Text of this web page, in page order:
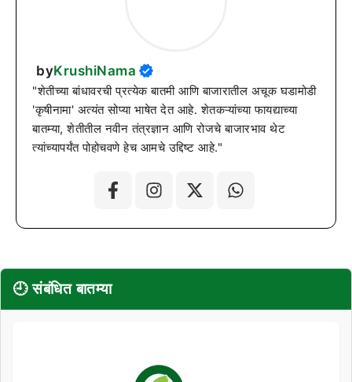
byKrushiNama
"शेतीच्या बांधावरची प्रत्येक बातमी आणि बाजारातील अचूक घडामोडी
'कृषीनामा' अत्यंत सोप्या भाषेत देत आहे. शेतकऱ्यांच्या फायद्याच्या
बातम्या, शेतीतील नवीन तंत्रज्ञान आणि रोजचे बाजारभाव थेट
त्यांच्यापर्यंत पोहोचवणे हेच आमचे उद्दिष्ट आहे."
🕘 संबंधित बातम्या